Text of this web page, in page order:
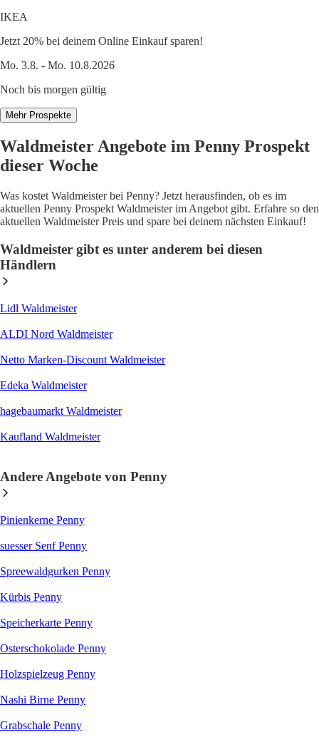
IKEA
Jetzt 20% bei deinem Online Einkauf sparen!
Mo. 3.8. - Mo. 10.8.2026
Noch bis morgen gültig
Mehr Prospekte
Waldmeister Angebote im Penny Prospekt
dieser Woche
Was kostet Waldmeister bei Penny? Jetzt herausfinden, ob es im
aktuellen Penny Prospekt Waldmeister im Angebot gibt. Erfahre so den
aktuellen Waldmeister Preis und spare bei deinem nächsten Einkauf!
Waldmeister gibt es unter anderem bei diesen
Händlern
Lidl Waldmeister
ALDI Nord Waldmeister
Netto Marken-Discount Waldmeister
Edeka Waldmeister
hagebaumarkt Waldmeister
Kaufland Waldmeister
Andere Angebote von Penny
Pinienkerne Penny
suesser Senf Penny
Spreewaldgurken Penny
Kürbis Penny
Speicherkarte Penny
Osterschokolade Penny
Holzspielzeug Penny
Nashi Birne Penny
Grabschale Penny